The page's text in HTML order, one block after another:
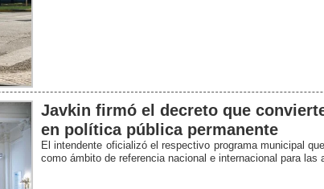
Javkin firmó el decreto que
en política pública permanente
El intendente oficializó el respectivo programa municipal
como ámbito de referencia nacional e internacional para las